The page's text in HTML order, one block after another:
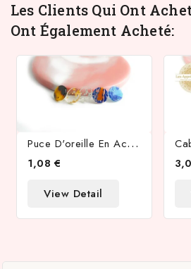
Les Clients Qui Ont
Ont Également Acheté:
P
Uce D'oreille En Acétate Et Tige Acier Inoxydable
1,08 €
View Detail